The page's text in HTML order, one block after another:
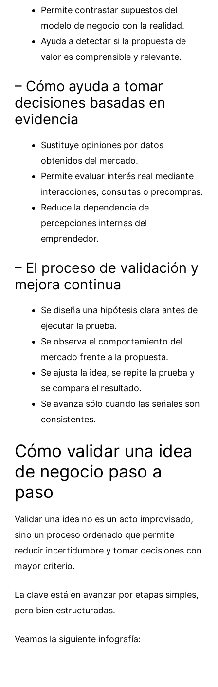
Permite contrastar supuestos del
modelo de negocio con la realidad.
Ayuda a detectar si la propuesta de
valor es comprensible y relevante.
– Cómo ayuda a tomar
decisiones basadas en
evidencia
Sustituye opiniones por datos
obtenidos del mercado.
Permite evaluar interés real mediante
interacciones, consultas o precompras.
Reduce la dependencia de
percepciones internas del
emprendedor.
– El proceso de validación y
mejora continua
Se diseña una hipótesis clara antes de
ejecutar la prueba.
Se observa el comportamiento del
mercado frente a la propuesta.
Se ajusta la idea, se repite la prueba y
se compara el resultado.
Se avanza sólo cuando las señales son
consistentes.
Cómo validar una idea
de negocio paso a
paso
Validar una idea no es un acto improvisado,
sino un proceso ordenado que permite
reducir incertidumbre y tomar decisiones con
mayor criterio.
La clave está en avanzar por etapas simples,
pero bien estructuradas.
Veamos la siguiente infografía: